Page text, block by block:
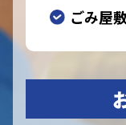
ごみ屋